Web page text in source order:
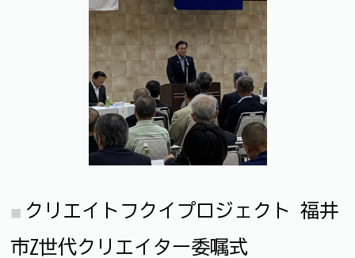
クリエイトフクイプロジェクト 福井
市Z世代クリエイター委嘱式